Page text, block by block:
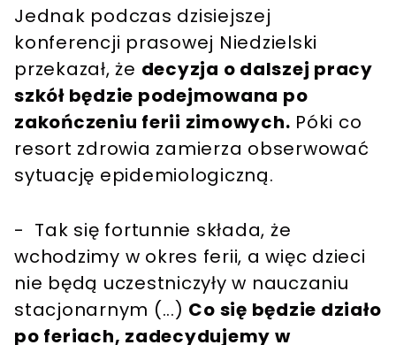
Jednak podczas dzisiejszej
konferencji prasowej Niedzielski
przekazał, że decyzja o dalszej pracy
szkół będzie podejmowana po
zakończeniu ferii zimowych. Póki co
resort zdrowia zamierza obserwować
sytuację epidemiologiczną.
- Tak się fortunnie składa, że
wchodzimy w okres ferii, a więc dzieci
nie będą uczestniczyły w nauczaniu
stacjonarnym (...) Co się będzie działo
po feriach, zadecydujemy w